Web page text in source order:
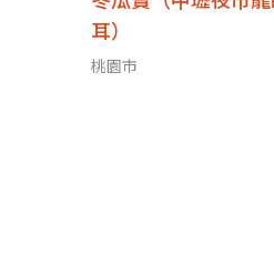
耳）
桃園市